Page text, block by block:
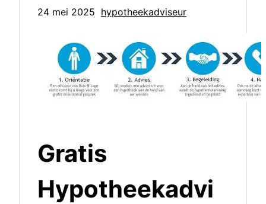
24 mei 2025 hypotheekadviseur
Gratis
Hypotheekadvi